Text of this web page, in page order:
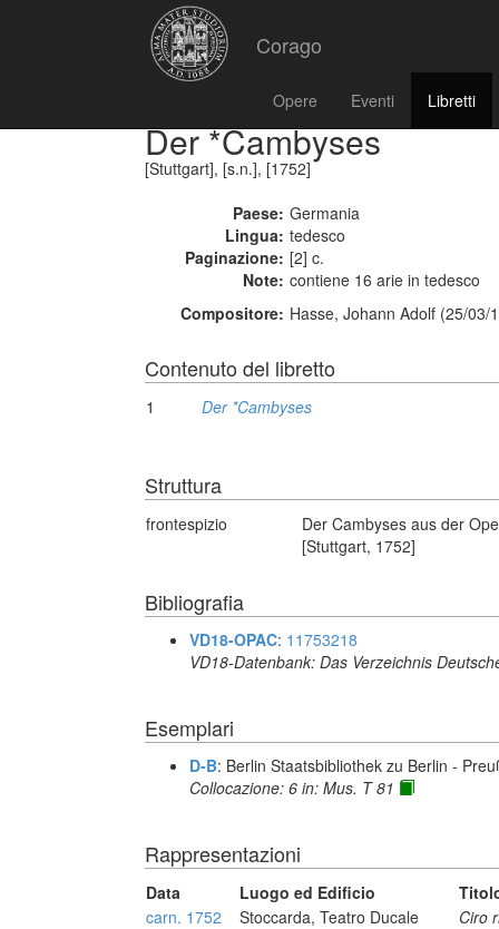
Corago
Opere Eventi Libretti
Der *Cambyses
[Stuttgart], [s.n.], [1752]
Paese: Germania
Lingua: tedesco
Paginazione: [2] c.
Note: contiene 16 arie in tedesco
Compositore: Hasse, Johann Adolf (25/03/
Contenuto del libretto
1 Der *Cambyses
Struttura
frontespizio
Der Cambyses aus der
[Stuttgart, 1752]
Bibliografia
VD18-OPAC: 11753218
VD18-Datenbank: Das Verzeichnis
Esemplari
D-B: Berlin Staatsbibliothek zu Berlin -
Collocazione: 6 in: Mus. T 81
Rappresentazioni
Data Luogo ed Edificio
carn. 1752
Stoccarda, Teatro Ducale Ciro